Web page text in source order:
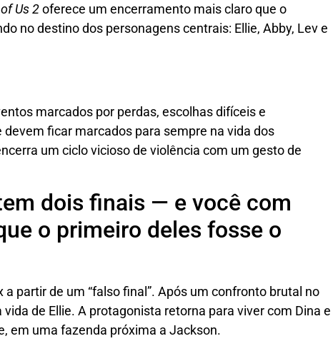
Us 2oferece um encerramento mais claro que o
no destino dos personagens centrais: Ellie, Abby, Lev e
marcados por perdas, escolhas difíceis e
ficar marcados para sempre na vida dos
um ciclo vicioso de violência com um gesto de
dois finais — e você com
o primeiro deles fosse o
a partir de um “falso final”. Após um confronto brutal no
de Ellie. A protagonista retorna para viver com Dina e
em uma fazenda próxima a Jackson.